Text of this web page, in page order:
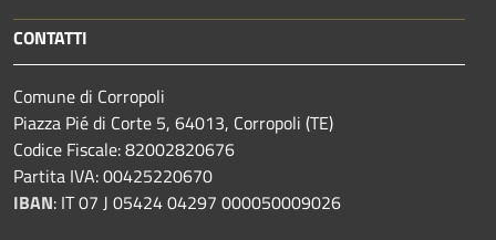
CONTATTI
Comune di Corropoli
Piazza Pié di Corte 5, 64013, Corropoli (TE)
Codice Fiscale: 82002820676
Partita IVA: 00425220670
IBAN: IT 07 J 05424 04297 000050009026